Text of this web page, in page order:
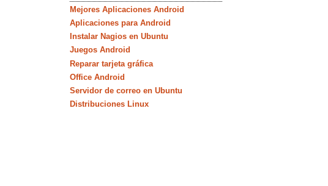
Mejores Aplicaciones Android
Aplicaciones para Android
Instalar Nagios en Ubuntu
Juegos Android
Reparar tarjeta gráfica
Office Android
Servidor de correo en Ubuntu
Distribuciones Linux